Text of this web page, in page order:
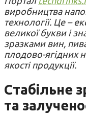
виробництва
технології. Це –
великої букви і
зразками вин,
плодово-ягідних
якості продукції.
Стабільне
та